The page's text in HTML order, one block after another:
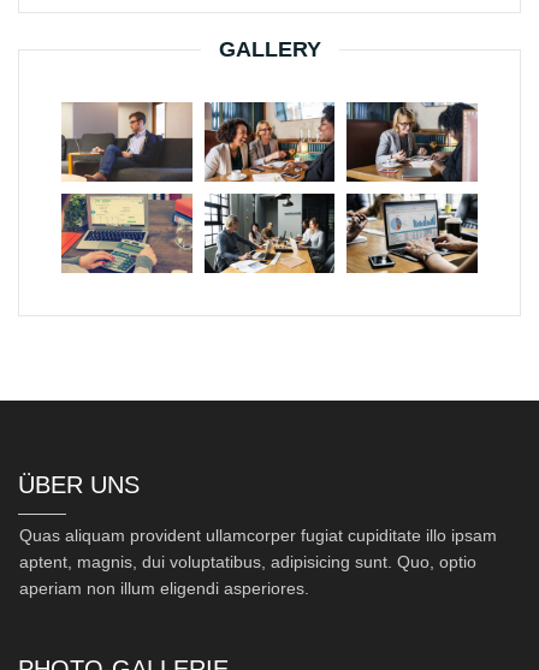
GALLERY
ÜBER UNS
Quas aliquam provident ullamcorper fugiat cupiditate illo ipsam
aptent, magnis, dui voluptatibus, adipisicing sunt. Quo, optio
aperiam non illum eligendi asperiores.